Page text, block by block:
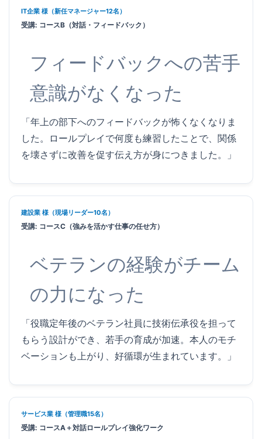
IT企業 様（新任マネージャー12名）
受講: コースB（対話・フィードバック）
フィードバックへの苦手
意識がなくなった
「年上の部下へのフィードバックが怖くなくなりま
した。ロールプレイで何度も練習したことで、関係
を壊さずに改善を促す伝え方が身につきました。」
建設業 様（現場リーダー10名）
受講: コースC（強みを活かす仕事の任せ方）
ベテランの経験がチーム
の力になった
「役職定年後のベテラン社員に技術伝承役を担って
もらう設計ができ、若手の育成が加速。本人のモチ
ベーションも上がり、好循環が生まれています。」
サービス業 様（管理職15名）
受講: コースA＋対話ロールプレイ強化ワーク